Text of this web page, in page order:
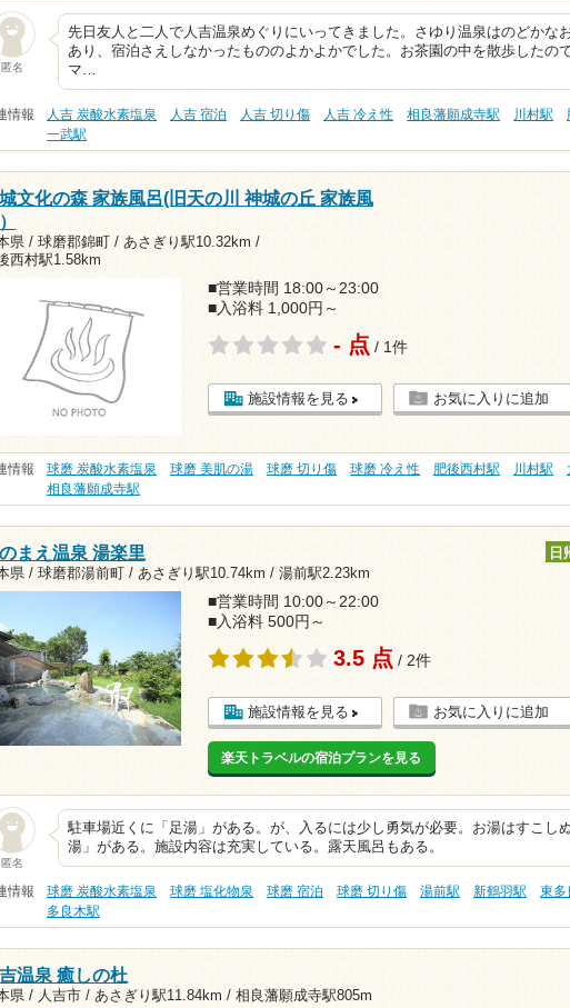
匿名
先日友人と二人で人吉温泉めぐりにいってきました。さゆり温泉はのどかな
あり、宿泊さえしなかったもののよかよかでした。お茶園の中を散歩したの
マ…
情報 人吉 炭酸水素塩泉 人吉 宿泊 人吉 切り傷 人吉 冷え性 相良藩願成寺駅 川村駅
一武駅
文化の森 家族風呂(旧天の川 神城の丘 家族風
県 / 球磨郡錦町 / あさぎり駅10.32km /
西村駅1.58km
■営業時間 18:00～23:00
■入浴料 1,000円～
- 点 / 1件
施設情報を見る お気に入りに追加
情報 球磨 炭酸水素塩泉 球磨 美肌の湯 球磨 切り傷 球磨 冷え性 肥後西村駅 川村駅
相良藩願成寺駅
まえ温泉 湯楽里
県 / 球磨郡湯前町 / あさぎり駅10.74km / 湯前駅2.23km
日
■営業時間 10:00～22:00
■入浴料 500円～
3.5 点 / 2件
施設情報を見る お気に入りに追加
楽天トラベルの宿泊プランを見る
匿名
駐車場近くに「足湯」がある。が、入るには少し勇気が必要。お湯はすこし
湯」がある。施設内容は充実している。露天風呂もある。
情報 球磨 炭酸水素塩泉 球磨 塩化物泉 球磨 宿泊 球磨 切り傷 湯前駅 新鶴羽駅
東多
多良木駅
温泉 癒しの杜
県 / 人吉市 / あさぎり駅11.84km / 相良藩願成寺駅805m